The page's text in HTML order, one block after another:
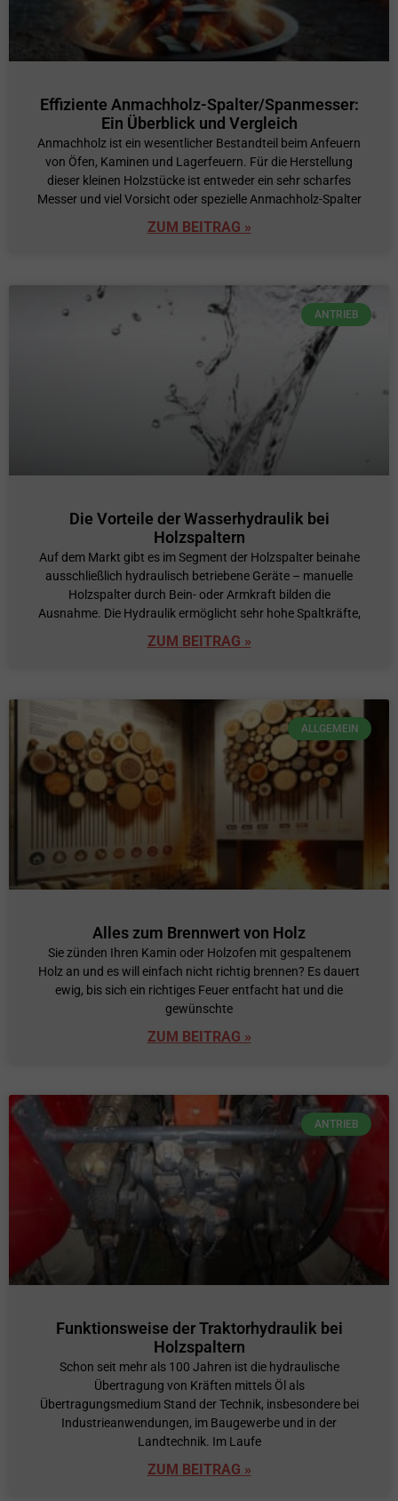
Effiziente Anmachholz-Spalter/Spanmesser:
Ein Überblick und Vergleich
Anmachholz ist ein wesentlicher Bestandteil beim Anfeuern
von Öfen, Kaminen und Lagerfeuern. Für die Herstellung
dieser kleinen Holzstücke ist entweder ein sehr scharfes
Messer und viel Vorsicht oder spezielle Anmachholz-Spalter
ZUM BEITRAG »
ANTRIEB
Die Vorteile der Wasserhydraulik bei
Holzspaltern
Auf dem Markt gibt es im Segment der Holzspalter beinahe
ausschließlich hydraulisch betriebene Geräte – manuelle
Holzspalter durch Bein- oder Armkraft bilden die
Ausnahme. Die Hydraulik ermöglicht sehr hohe Spaltkräfte,
ZUM BEITRAG »
ALLGEMEIN
Alles zum Brennwert von Holz
Sie zünden Ihren Kamin oder Holzofen mit gespaltenem
Holz an und es will einfach nicht richtig brennen? Es dauert
ewig, bis sich ein richtiges Feuer entfacht hat und die
gewünschte
ZUM BEITRAG »
ANTRIEB
Funktionsweise der Traktorhydraulik bei
Holzspaltern
Schon seit mehr als 100 Jahren ist die hydraulische
Übertragung von Kräften mittels Öl als
Übertragungsmedium Stand der Technik, insbesondere bei
Industrieanwendungen, im Baugewerbe und in der
Landtechnik. Im Laufe
ZUM BEITRAG »